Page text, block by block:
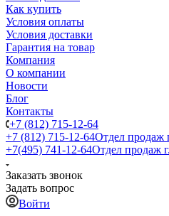
Как купить
Условия оплаты
Условия доставки
Гарантия на товар
Компания
О компании
Новости
Блог
Контакты
+7 (812) 715-12-64
+7 (812) 715-12-64Отдел продаж
+7(495) 741-12-64Отдел продаж
Заказать звонок
Задать вопрос
Войти